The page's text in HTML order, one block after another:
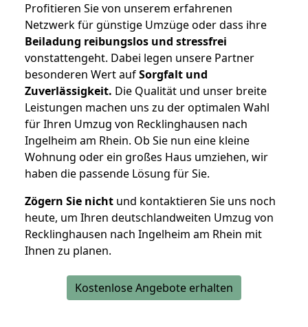
Profitieren Sie von unserem erfahrenen
Netzwerk für günstige Umzüge oder dass ihre
Beiladung reibungslos und stressfrei
vonstattengeht. Dabei legen unsere Partner
besonderen Wert aufSorgfalt und
Zuverlässigkeit. Die Qualität und unser breite
Leistungen machen uns zu der optimalen Wahl
für Ihren Umzug von Recklinghausen nach
Ingelheim am Rhein. Ob Sie nun eine kleine
Wohnung oder ein großes Haus umziehen, wir
haben die passende Lösung für Sie.
Zögern Sie nicht und kontaktieren Sie uns noch
heute, um Ihren deutschlandweiten Umzug von
Recklinghausen nach Ingelheim am Rhein mit
Ihnen zu planen.
Kostenlose Angebote erhalten